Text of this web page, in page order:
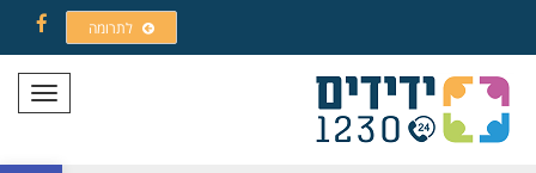
לתרומה
תפריט